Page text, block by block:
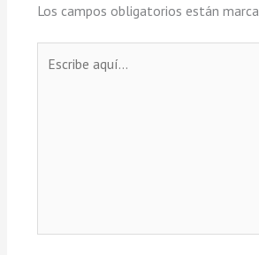
Los campos obligatorios están
aquí...